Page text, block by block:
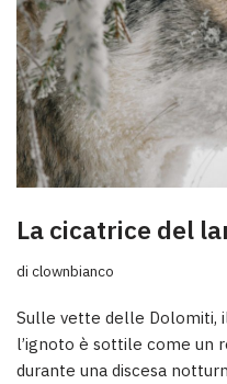
La cicatrice del
di clownbianco
Sulle vette delle Dolomiti,
l’ignoto è sottile come un
durante una discesa